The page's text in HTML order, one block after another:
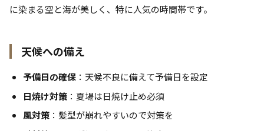
に染まる空と海が美しく、特に人気の時間帯です。
天候への備え
予備日の確保：天候不良に備えて予備日を設定
日焼け対策：夏場は日焼け止め必須
風対策：髪型が崩れやすいので対策を